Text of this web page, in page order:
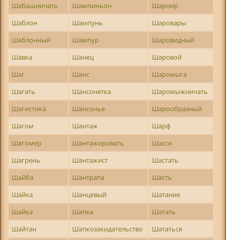
Шабашничать
Шампиньон
Шарнир
Шаблон
Шампунь
Шаровары
Шаблонный
Шампур
Шаровидный
Шавка
Шанец
Шаровой
Шаг
Шанс
Шаромыга
Шагать
Шансонетка
Шаромыжничать
Шагистика
Шансонье
Шарообразный
Шагом
Шантаж
Шарф
Шагомер
Шантажировать
Шасси
Шагрень
Шантажист
Шастать
Шайба
Шантрапа
Шасть
Шайка
Шанцевый
Шатание
Шайка
Шапка
Шатать
Шайтан
Шапкозакидательство
Шататься